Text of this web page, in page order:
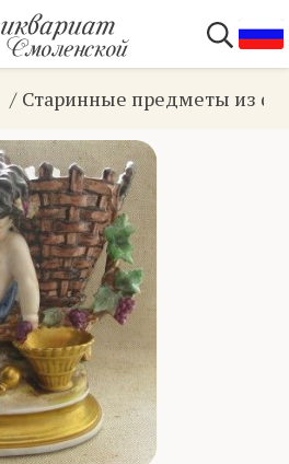
Старинные предметы из